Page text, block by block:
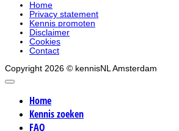
Home
Privacy statement
Kennis promoten
Disclaimer
Cookies
Contact
Copyright 2026 © kennisNL Amsterdam
Home
Kennis zoeken
FAQ